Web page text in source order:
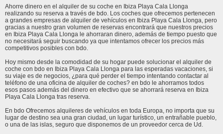
Ahorre dinero en el alquiler de su coche en Ibiza Playa Cala Llonga
realizando su reserva a través de bdo. Los coches que ofrecemos pertenecen
a grandes empresas de alquiler de vehículos en Ibiza Playa Cala Llonga, pero
gracias a nuestro gran volumen de reservas encontrará que nuestros precios
en Ibiza Playa Cala Llonga le ahorraran dinero, además de tiempo puesto que
no necesitará seguir buscando ya que intentamos ofrecer los precios más
competitivos posibles con bdo.
Hoy mismo desde la comodidad de su hogar puede solucionar el alquiler de
coche con bdo en Ibiza Playa Cala Llonga para las esperadas vacaciones, si
su viaje es de negocios, ¿para qué perder el tiempo intentando contactar al
teléfono de una oficina de alquiler de coches? en bdo le ahorramos todos
esos pasos además del dinero en efectivo que se ahorrará reserva en Ibiza
Playa Cala Llonga tras reserva.
En bdo Ofrecemos alquileres de vehículos en toda Europa, no importa que su
lugar de destino sea una gran ciudad, un lugar turístico, un entrañable pueblo,
o una de las islas, seguro que disponemos de un proveedor cerca de Ud.